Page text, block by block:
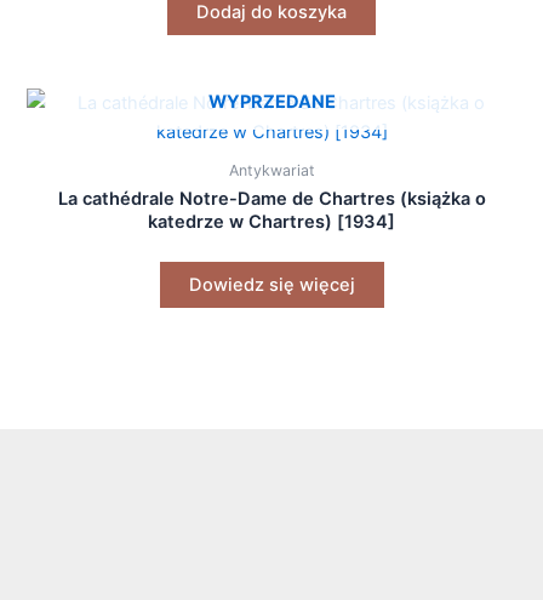
Dodaj do koszyka
WYPRZEDANE
Antykwariat
La cathédrale Notre-Dame de Chartres (książka o
katedrze w Chartres) [1934]
Dowiedz się więcej